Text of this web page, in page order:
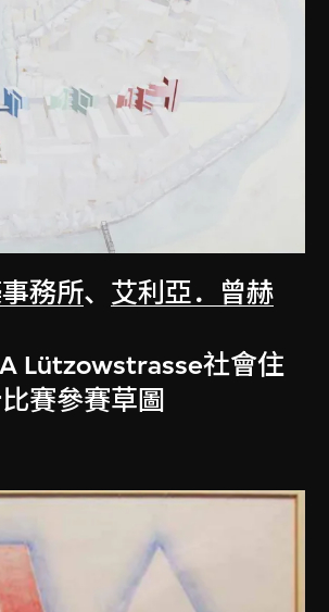
務所、 艾利亞．曾赫
Lützowstrasse社會住
賽參賽草圖